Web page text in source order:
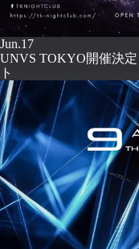
Jun.17
UNVS TOKYO開催決
ト